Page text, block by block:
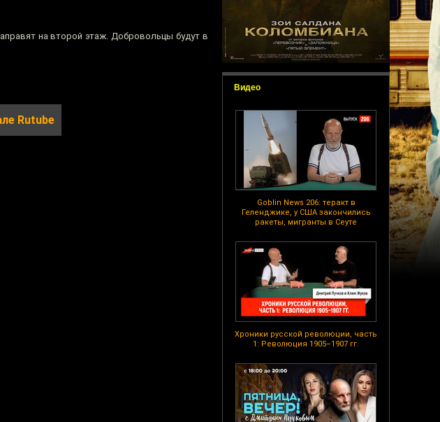
Видео
Goblin News 206: теракт в
Геленджике, у США закончились
ракеты, мигранты в Сеуте
Хроники русской революции, часть
1: Революция 1905–1907 гг.
на второй этаж. Добровольцы будут в
Rutube